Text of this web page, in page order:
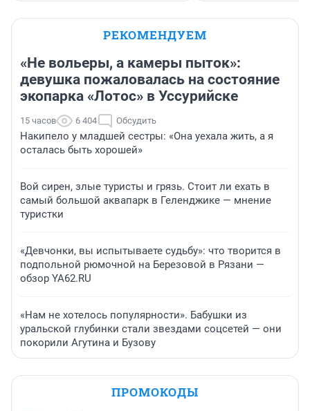
РЕКОМЕНДУЕМ
«Не вольеры, а камеры пыток»:
девушка пожаловалась на состояние
экопарка «Лотос» в Уссурийске
15 часов 6 404 Обсудить
Накипело у младшей сестры: «Она уехала жить, а я
осталась быть хорошей»
Вой сирен, злые туристы и грязь. Стоит ли ехать в
самый большой аквапарк в Геленджике — мнение
туристки
«Девчонки, вы испытываете судьбу»: что творится в
подпольной рюмочной на Березовой в Рязани —
обзор YA62.RU
«Нам не хотелось популярности». Бабушки из
уральской глубинки стали звездами соцсетей — они
покорили Агутина и Бузову
ПРОМОКОДЫ